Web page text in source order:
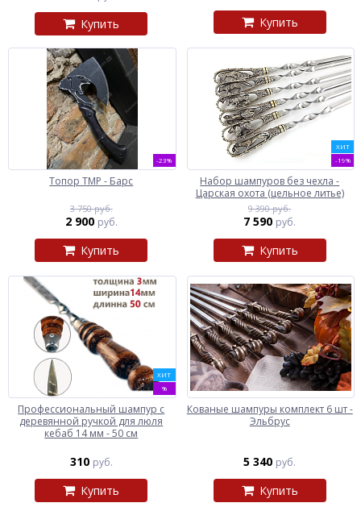
Купить Купить
-23%
Топор ТМР - Барс
3 750 руб.
2 900 руб.
Купить
ХИТ
-19%
Набор шампуров без чехла -
Царская охота (цельное литье)
9 390 руб.
7 590 руб.
Купить
ХИТ
%
Профессиональный шампур с
деревянной ручкой для люля
кебаб 14 мм - 50 см
310 руб.
Купить
Кованые шампуры комплект 6 шт -
Эльбрус
5 340 руб.
Купить